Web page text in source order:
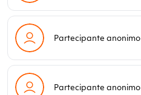
Partecipante anonimo
Partecipante anonimo